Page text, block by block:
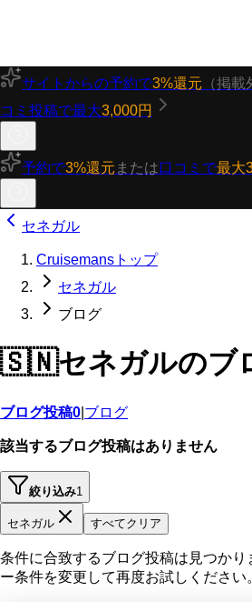
サイトからの予約で3%還元 （掲載
コミ投稿で最大3,000円
予約で3%還元 または口コミで最大
セネガル
Cruisemansトップ
セネガル
ブログ
🇸🇳セネガルのブ
ブログ投稿0 ブログ
該当するブログ投稿はありません
絞り込み1
セネガル すべてクリア
条件に合致するブログ投稿は見つかり
ー条件を変更して再度お試しください